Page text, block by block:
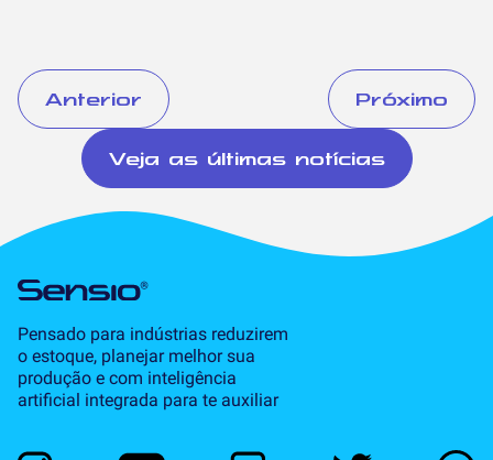
Anterior Próximo
Veja as últimas notícias
Pensado para indústrias reduzirem
o estoque, planejar melhor sua
produção e com inteligência
artificial integrada para te auxiliar